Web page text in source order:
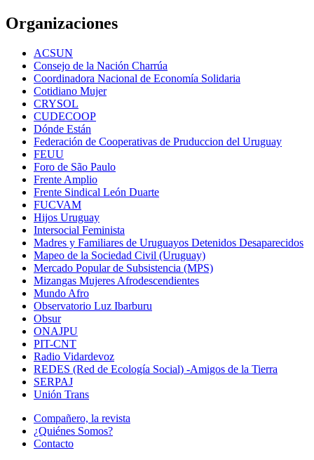
Organizaciones
ACSUN
Consejo de la Nación Charrúa
Coordinadora Nacional de Economía Solidaria
Cotidiano Mujer
CRYSOL
CUDECOOP
Dónde Están
Federación de Cooperativas de Pruduccion del Uruguay
FEUU
Foro de São Paulo
Frente Amplio
Frente Sindical León Duarte
FUCVAM
Hijos Uruguay
Intersocial Feminista
Madres y Familiares de Uruguayos Detenidos Desaparecidos
Mapeo de la Sociedad Civil (Uruguay)
Mercado Popular de Subsistencia (MPS)
Mizangas Mujeres Afrodescendientes
Mundo Afro
Observatorio Luz Ibarburu
Obsur
ONAJPU
PIT-CNT
Radio Vidardevoz
REDES (Red de Ecología Social) -Amigos de la Tierra
SERPAJ
Unión Trans
Compañero, la revista
¿Quiénes Somos?
Contacto